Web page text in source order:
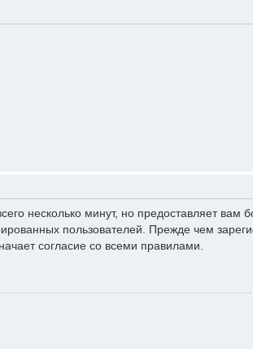
несколько минут, но предоставляет
пользователей. Прежде чем
согласие со всеми правилами.